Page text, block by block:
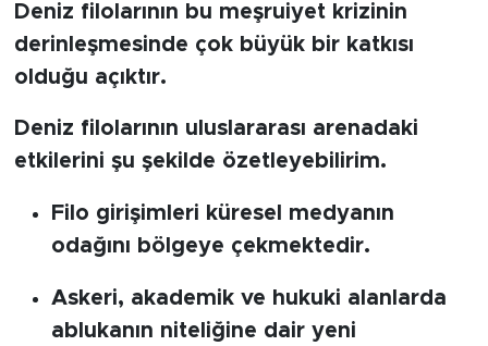
Deniz filolarının bu meşruiyet krizinin
derinleşmesinde çok büyük bir katkısı
olduğu açıktır.
Deniz filolarının uluslararası arenadaki
etkilerini şu şekilde özetleyebilirim.
Filo girişimleri küresel medyanın
odağını bölgeye çekmektedir.
Askeri, akademik ve hukuki alanlarda
ablukanın niteliğine dair yeni